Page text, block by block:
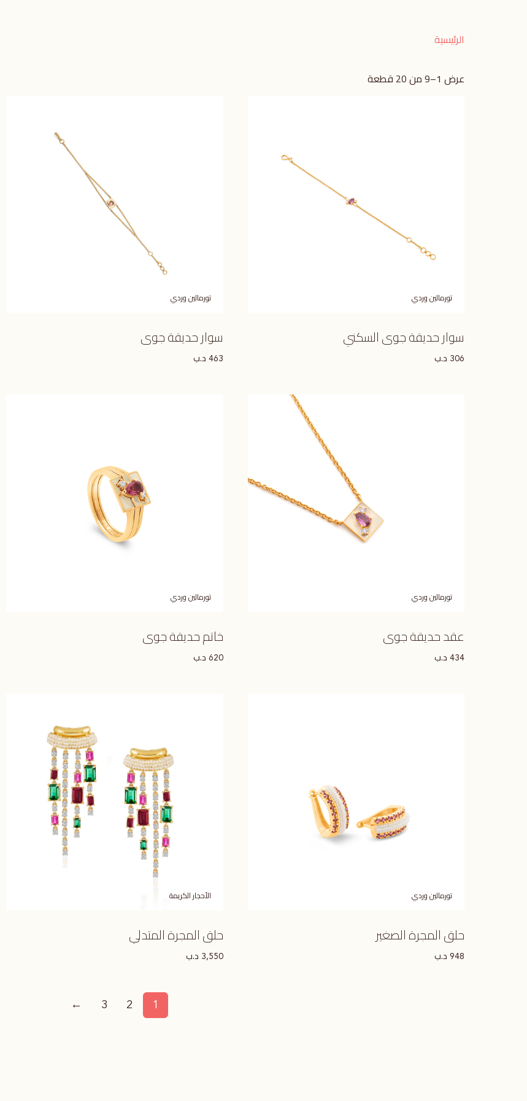
الرئيسية
عرض 1–9 من 20 قطعة
تورمالين وردي
سوار حديقة جوى السكني
306 د.ب
تورمالين وردي
سوار حديقة جوى
463 د.ب
تورمالين وردي
عقد حديقة جوى
434 د.ب
تورمالين وردي
خاتم حديقة جوى
620 د.ب
تورمالين وردي
حلق المجرة الصغير
948 د.ب
الأحجار الكريمة
حلق المجرة المتدلي
3,550 د.ب
1
2
3
←